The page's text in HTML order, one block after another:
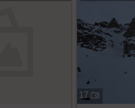
17